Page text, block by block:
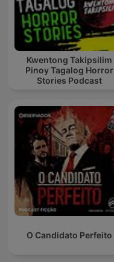
Kwentong Takipsilim
Pinoy Tagalog Horror
Stories Podcast
O Candidato Perfeito